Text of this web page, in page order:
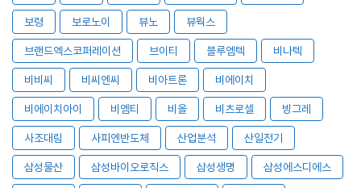
보령 보로노이 뷰노 뷰웍스
브랜드엑스코퍼레이션 브이티 블루엠텍 비나텍
비비씨 비씨엔씨 비아트론 비에이치
비에이치아이 비엠티 비올 비츠로셀 빙그레
사조대림 사피엔반도체 산업분석 산일전기
삼성물산 삼성바이오로직스 삼성생명 삼성에스디에스